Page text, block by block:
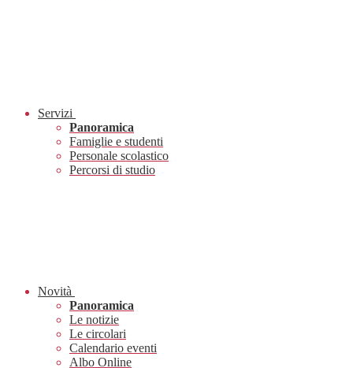
Servizi
Panoramica
Famiglie e studenti
Personale scolastico
Percorsi di studio
Novità
Panoramica
Le notizie
Le circolari
Calendario eventi
Albo Online